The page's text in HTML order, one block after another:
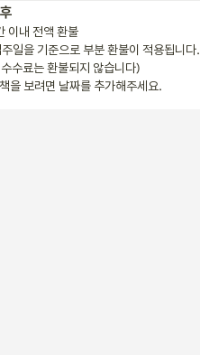
이내 전액 환불
일을 기준으로 부분 환불이 적용됩니다.
수료는 환불되지 않습니다)
을 보려면 날짜를 추가해주세요.